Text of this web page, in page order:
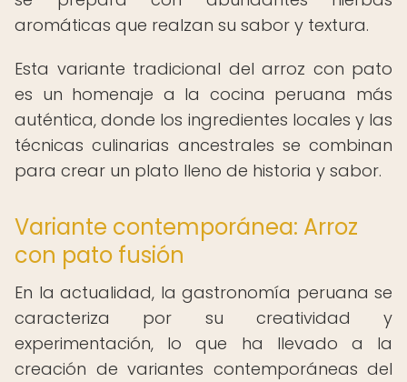
aromáticas que realzan su sabor y textura.
Esta variante tradicional del arroz con pato
es un homenaje a la cocina peruana más
auténtica, donde los ingredientes locales y las
técnicas culinarias ancestrales se combinan
para crear un plato lleno de historia y sabor.
Variante contemporánea: Arroz
con pato fusión
En la actualidad, la gastronomía peruana se
caracteriza por su creatividad y
experimentación, lo que ha llevado a la
creación de variantes contemporáneas del